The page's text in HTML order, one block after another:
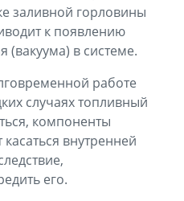
заливной горловины
к появлению
(вакуума) в системе.
работе
случаях топливный
компоненты
внутренней
его.